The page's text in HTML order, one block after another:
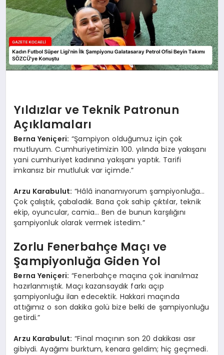
Yıldızlar ve Teknik Patronun
Açıklamaları
Berna Yeniçeri: “Şampiyon olduğumuz için çok
mutluyum. Cumhuriyetimizin 100. yılında bize yakışanı
yani cumhuriyet kadınına yakışanı yaptık. Tarifi
imkansız bir mutluluk var içimde.”
Arzu Karabulut: “Hâlâ inanamıyorum şampiyonluğa…
Çok çalıştık, çabaladık. Bana çok sahip çıktılar, teknik
ekip, oyuncular, camia… Ben de bunun karşılığını
şampiyonluk olarak vermek istedim.”
Zorlu Fenerbahçe Maçı ve
Şampiyonluğa Giden Yol
Berna Yeniçeri: “Fenerbahçe maçına çok inanılmaz
hazırlanmıştık. Maçı kazansaydık farkı açıp
şampiyonluğu ilan edecektik. Hakkari maçında
attığımız o son dakika golü bize belki de şampiyonluğu
getirdi.”
Arzu Karabulut: “Final maçının son 20 dakikası asır
gibiydi. Ayağımı burktum, kenara geldim; hiç geçmedi.